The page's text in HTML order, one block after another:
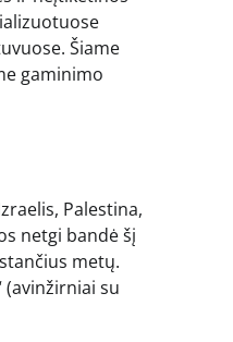
Šiame
gaminimo
Palestina,
netgi bandė šį
metų.
(avinžirniai su